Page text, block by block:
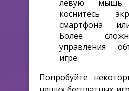
левую
коснитесь
смартфона
Более
управления
игре.
Попробуйте